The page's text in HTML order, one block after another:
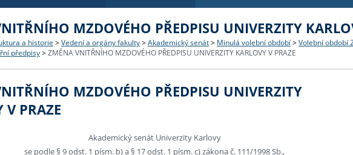
historie
pro zaměstnance
FF UK
Pro média a veřejnost
E-shop fakulty
Vydavatelství FF UK
a jak se přihlásit
průběhu přijímacího řízení
Kurzy dalšího vzdělávání
Univerzita třetího věku
a magisterské studium Kurzy dalšího vzdělávání
Podpora a benefity pro
na FF UK Transfer & Impact Office
Publikace
a výběrová řízení Přijíždějící zaměstnanci
East and Central European
MZDOVÉHO PŘEDPISU UNIVERZITY
a historie > Vedení a orgány fakulty > Akademický senát > Minulá volební období > Volební období
předpisy > ZMĚNA VNITŘNÍHO MZDOVÉHO PŘEDPISU UNIVERZITY KARLOVY V PRAZE
MZDOVÉHO PŘEDPISU UNIVERZITY
V PRAZE
Akademický senát Univerzity Karlovy
se podle § 9 odst. 1 písm. b) a § 17 odst. 1 písm. c) zákona č. 111/1998 Sb.,